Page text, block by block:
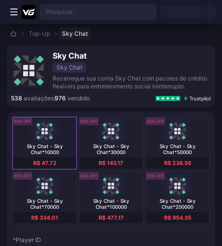
Ir para o conteúdo principal
Pesquisar...
Top-Up Sky Chat
Sky Chat
Sky Chat
Recarregue sua conta Sky Chat com pacotes de crédito
flexíveis para entretenimento social ininterrupto.
538 avaliações976 vendido Trustpilot
20% OFF
Sky Chat - Sky
Chat*10000
R$ 47.72
20% OFF
Sky Chat - Sky
Chat*30000
R$ 143.17
20% OFF
Sky Chat - Sky
Chat*50000
R$ 238.56
20% OFF
Sky Chat - Sky
Chat*70000
R$ 334.01
20% OFF
Sky Chat - Sky
Chat*100000
R$ 477.17
20% OFF
Sky Chat - Sky
Chat*200000
R$ 954.35
*Player ID